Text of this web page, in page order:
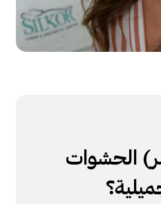
الحشوات